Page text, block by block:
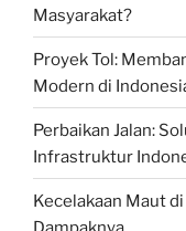
Masyarakat?
Proyek Tol:
Modern di
Perbaikan Jalan:
Infrastruktur
Kecelakaan Maut di